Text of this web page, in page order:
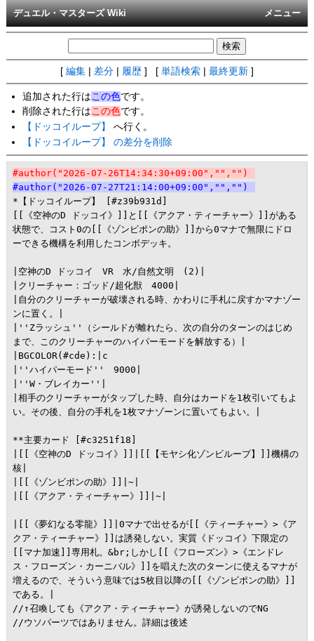
メニュー
デュエル・マスターズ Wiki
[ 編集 差分 履歴 ] [ 単語検索 最終更新 ]
追加された行は この色です。
削除された行はこの色です。
【ドッコイループ】
へ行く。
【ドッコイループ】 の差分を削除
#author("2026-07-26T14:34:30+09:00","","")
#author("2026-07-27T21:14:00+09:00","","")
*【ドッコイループ】 [#z39b931d]
[[《空神のD ドッコイ》]]と[[《アクア・ティーチャー》]]がある
状態で、コスト0の[[《ゾンビポンの助》]]から0マナで無限にドロ
ーできる機構を利用したコンボデッキ。
|空神のD ドッコイ　VR　水/自然文明　(2)|
|クリーチャー：ゴッド/超化獣　4000|
|自分のクリーチャーが破壊される時、かわりに手札に戻すかマナゾー
ンに置く。|
|''Zラッシュ''（シールドが離れたら、次の自分のターンのはじめ
まで、このクリーチャーのハイパーモードを解放する）|
|BGCOLOR(#cde):|c
|''ハイパーモード''　9000|
|''W・ブレイカー''|
|相手のクリーチャーがタップした時、自分はカードを1枚引いてもよ
い。その後、自分の手札を1枚マナゾーンに置いてもよい。|
**主要カード [#c3251f18]
|[[《空神のD ドッコイ》]]|[[【モヤシ化ゾンビループ】]]機構の
核|
|[[《ゾンビポンの助》]]|~|
|[[《アクア・ティーチャー》]]|~|
|[[《夢幻なる零龍》]]|0マナで出せるが[[《ティーチャー》>《ア
クア・ティーチャー》]]は誘発しない。実質《ドッコイ》下限定の
[[マナ加速]]専用札。&br;しかし[[《フローズン》>《エンドレ
ス・フローズン・カーニバル》]]を唱えた次のターンに使えるマナが
増えるので、そういう意味では5枚目以降の[[《ゾンビポンの助》]]
である。|
//↑召喚しても《アクア・ティーチャー》が誘発しないのでNG
//ウソパーツではありません。詳細は後述